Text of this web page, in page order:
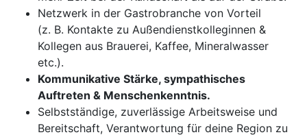
Netzwerk in der Gastrobranche von Vorteil
(z. B. Kontakte zu Außendienstkolleginnen &
Kollegen aus Brauerei, Kaffee, Mineralwasser
etc.).
Kommunikative Stärke, sympathisches
Auftreten & Menschenkenntnis.
Selbstständige, zuverlässige Arbeitsweise und
Bereitschaft, Verantwortung für deine Region zu